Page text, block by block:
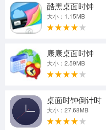
酷黑桌面时钟
大小：1.15MB
康康桌面时钟
大小：2.59MB
桌面时钟倒计时
大小：27.68MB